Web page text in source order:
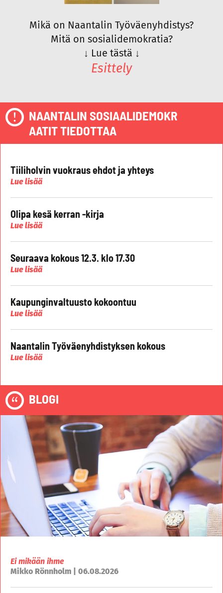
Mikä on Naantalin Työväenyhdistys?
Mitä on sosialidemokratia?
↓ Lue tästä ↓
Esittely
NAANTALIN SOSIAALIDEMOKR
AATIT TIEDOTTAA
Tiiliholvin vuokraus ehdot ja yhteys
Lue lisää
Olipa kesä kerran -kirja
Lue lisää
Seuraava kokous 12.3. klo 17.30
Lue lisää
Kaupunginvaltuusto kokoontuu
Lue lisää
Naantalin Työväenyhdistyksen kokous
Lue lisää
BLOGI
Ei mikään ihme
Mikko Rönnholm | 06.08.2026